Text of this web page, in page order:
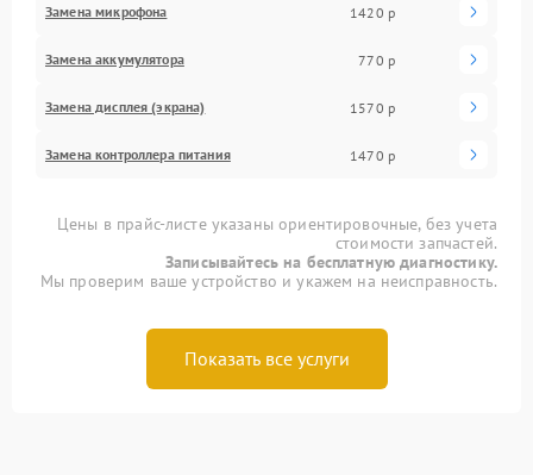
Замена микрофона 1420 р
Замена аккумулятора 770 р
Замена дисплея (экрана) 1570 р
Замена контроллера питания 1470 р
Цены в прайс-листе указаны ориентировочные, без учета
стоимости запчастей.
Записывайтесь на бесплатную диагностику.
Мы проверим ваше устройство и укажем на неисправность.
Показать все услуги